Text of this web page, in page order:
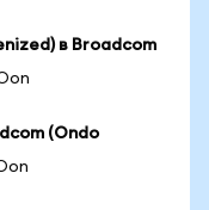
в Broadcom
(Ondo